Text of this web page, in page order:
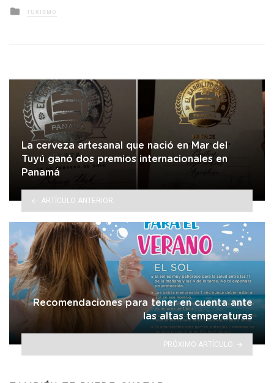
Posted
in
TURISMO
La cerveza artesanal que nació en Mar del
Tuyú ganó dos premios internacionales en
Panamá
ARTÍCULO ANTERIOR
Recomendaciones para tener en cuenta ante
las altas temperaturas
PRÓXIMO ARTÍCULO